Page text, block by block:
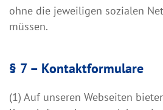
ohne die jeweiligen sozialen
müssen.
§ 7 – Kontaktformulare
(1) Auf unseren Webseiten